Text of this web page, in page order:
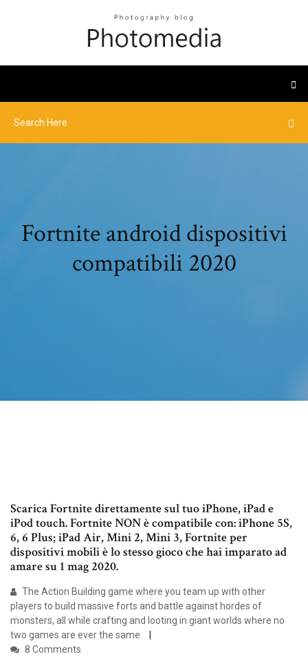
Fortnite android dispositivi
compatibili 2020
Scarica Fortnite direttamente sul tuo iPhone, iPad e
iPod touch. Fortnite NON è compatibile con: iPhone 5S,
6, 6 Plus; iPad Air, Mini 2, Mini 3, Fortnite per
dispositivi mobili è lo stesso gioco che hai imparato ad
amare su 1 mag 2020.
The Action Building game where you team up with other
players to build massive forts and battle against hordes of
monsters, all while crafting and looting in giant worlds where no
two games are ever the same.
8 Comments